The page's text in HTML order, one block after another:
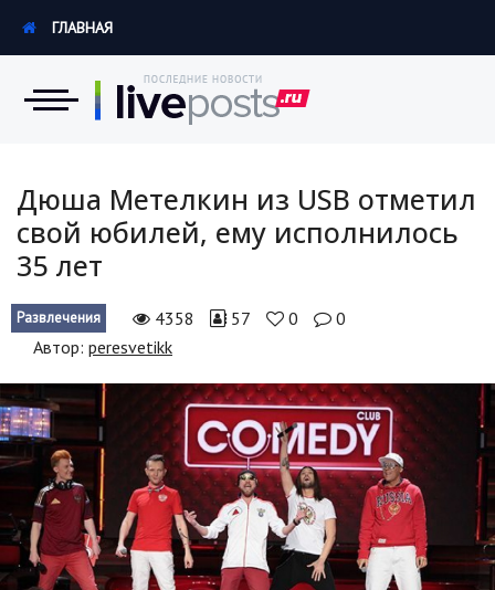
Экономика
Hi-Tech. Интернет
Россия
Наука и техника
Политика
Образование
В мире
ГЛАВНАЯ
Дюша Метелкин из USB отметил
свой юбилей, ему исполнилось
35 лет
Развлечения 4358 57 0
0
Автор: peresvetikk